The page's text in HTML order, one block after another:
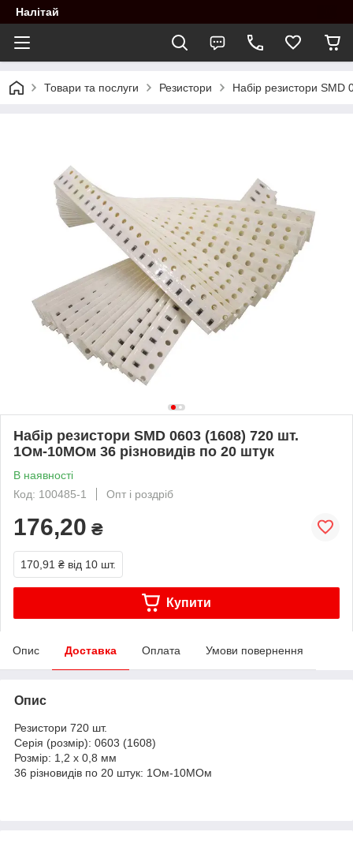
Налітай
Товари та послуги Резистори Набір резистори
Набір резистори SMD 0603 (1608) 720 шт.
1Ом-10МОм 36 різновидів по 20 штук
В наявності
Код: 100485-1
Опт і роздріб
176,20 ₴
170,91 ₴ від 10 шт.
Купити
Опис Доставка Оплата Умови повернення
Опис
Резистори 720 шт.
Серія (розмір): 0603 (1608)
Розмір: 1,2 х 0,8 мм
36 різновидів по 20 штук: 1Ом-10МОм